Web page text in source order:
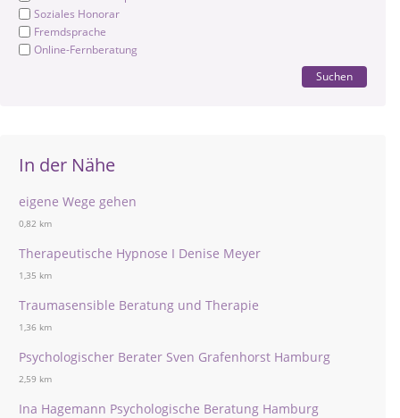
Soziales Honorar
Fremdsprache
Online-Fernberatung
Suchen
In der Nähe
eigene Wege gehen
0,82 km
Therapeutische Hypnose I Denise Meyer
1,35 km
Traumasensible Beratung und Therapie
1,36 km
Psychologischer Berater Sven Grafenhorst Hamburg
2,59 km
Ina Hagemann Psychologische Beratung Hamburg